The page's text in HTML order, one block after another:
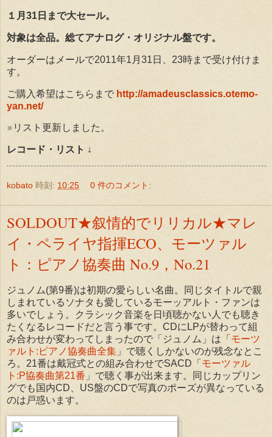
１月31日まで大セール。
対象は全品。総てアナログ・オリジナル盤です。
オーダーはメールで2011年1月31日、23時まで受け付けま
す。
ご購入希望はこちらまで http://amadeusclassics.otemo-
yan.net/
※リスト更新しました。
レコード・リスト ↓
kobato 時刻: 10:25 0 件のコメント:
SOLDOUT★叙情的でリリカル★マレ
イ・ペライヤ指揮ECO、モーツァル
ト：ピアノ協奏曲 No.9，No.21
ジュノム(第9番)は初期の愛らしい名曲。同じタイトルで親
しまれているソナタも愛しているモーッアルト・ファンは
多いでしょう。クラシック音楽を日頃聴かない人でも聴き
たくなるレコードだと言う事です。CDにLPが替わって組
み合わせが変わってしまったので「ジュノム」は「 モーツ
ァルト:ピアノ協奏曲全集 」で聴くしかないのが残念なとこ
ろ。21番は戴冠式との組み合わせでSACD「 モーツァル
ト:P協奏曲第21番 」で聴く事が出来ます。同じカップリン
グでも国内CD、US盤のCDで写真のポーズが異なっている
のは戸惑います。